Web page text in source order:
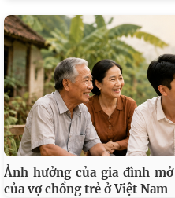
Ảnh hưởng của gia đình
của vợ chồng trẻ ở Việt Nam